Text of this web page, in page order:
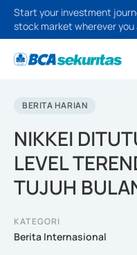
Start your investment
stock market wherever you
BERITA HARIAN
NIKKEI
LEVEL
TUJUH
KATEGORI
Berita Internasional